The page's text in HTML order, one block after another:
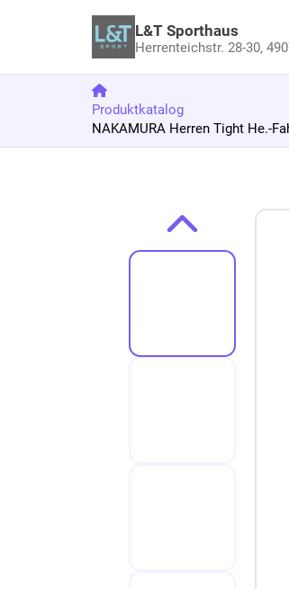
L&T Sporthaus
Herrenteichstr. 28-30,
Produktkatalog
NAKAMURA Herren Tight He.-
Zur Produktbeschreibung springen